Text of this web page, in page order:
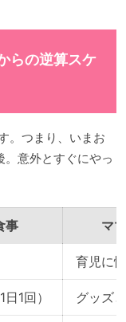
らの逆算スケ
。つまり、いまお
意外とすぐにやっ
事 マ
育児に
1回） グッズ